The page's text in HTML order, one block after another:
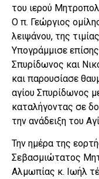
του ιερού
Ο π. Γεώργιος
λειψάνου, της
Υπογράμμισε
Σπυρίδωνος και
και παρουσίασε
αγίου Σπυρίδωνος
καταλήγοντας σε
την ανάδειξη του
Την ημέρα της
Σεβασμιώτατος
Αλμωπίας κ. Ιωήλ